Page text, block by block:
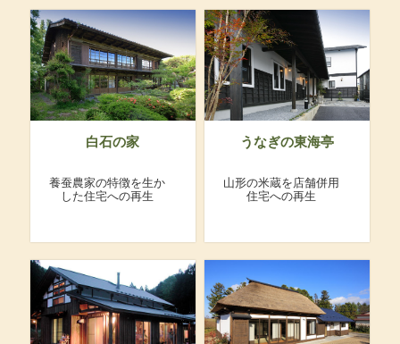
白石の家
養蚕農家の特徴を生か
した住宅への再生
うなぎの東海亭
山形の米蔵を店舗併用
住宅への再生